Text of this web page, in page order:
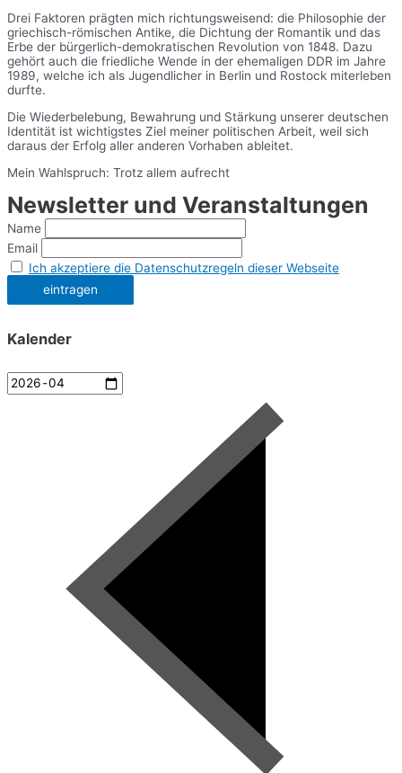
Drei Faktoren prägten mich richtungsweisend: die Philosophie der
griechisch-römischen Antike, die Dichtung der Romantik und das
Erbe der bürgerlich-demokratischen Revolution von 1848. Dazu
gehört auch die friedliche Wende in der ehemaligen DDR im Jahre
1989, welche ich als Jugendlicher in Berlin und Rostock miterleben
durfte.
Die Wiederbelebung, Bewahrung und Stärkung unserer deutschen
Identität ist wichtigstes Ziel meiner politischen Arbeit, weil sich
daraus der Erfolg aller anderen Vorhaben ableitet.
Mein Wahlspruch: Trotz allem aufrecht
Newsletter und Veranstaltungen
Name
Email
Ich akzeptiere die Datenschutzregeln dieser Webseite
Kalender